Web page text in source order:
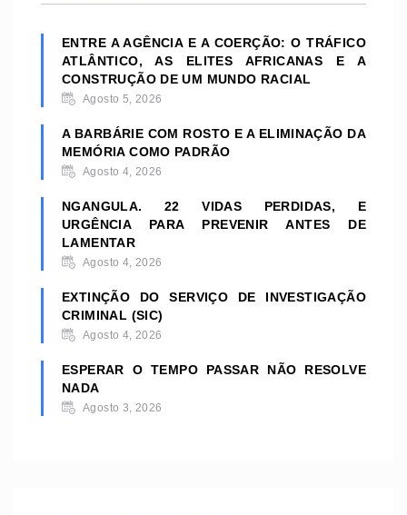
ENTRE A AGÊNCIA E A COERÇÃO: O TRÁFICO
ATLÂNTICO, AS ELITES AFRICANAS E A
CONSTRUÇÃO DE UM MUNDO RACIAL
Agosto 5, 2026
A BARBÁRIE COM ROSTO E A ELIMINAÇÃO DA
MEMÓRIA COMO PADRÃO
Agosto 4, 2026
NGANGULA. 22 VIDAS PERDIDAS, E
URGÊNCIA PARA PREVENIR ANTES DE
LAMENTAR
Agosto 4, 2026
EXTINÇÃO DO SERVIÇO DE INVESTIGAÇÃO
CRIMINAL (SIC)
Agosto 4, 2026
ESPERAR O TEMPO PASSAR NÃO RESOLVE
NADA
Agosto 3, 2026